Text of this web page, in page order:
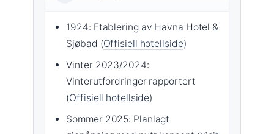
1924: Etablering av Havna Hotel &
Sjøbad (Offisiell hotellside)
Vinter 2023/2024:
Vinterutfordringer rapportert
(Offisiell hotellside)
Sommer 2025: Planlagt